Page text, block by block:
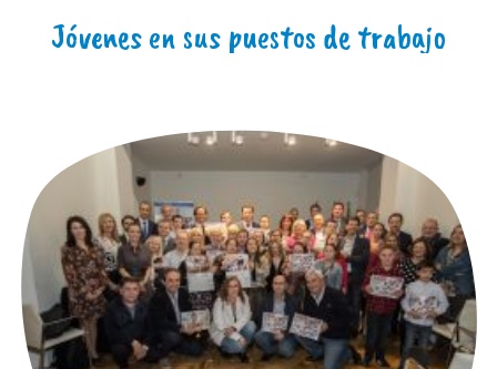
Jóvenes en sus puestos de trabajo